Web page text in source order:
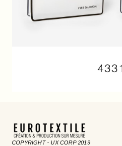
COPYRIGHT - UX CORP 2019